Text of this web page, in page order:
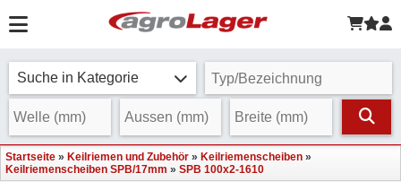
Suche in Kategorie
Startseite » Keilriemen und Zubehör » Keilriemenscheiben »
Keilriemenscheiben SPB/17mm » SPB 100x2-1610